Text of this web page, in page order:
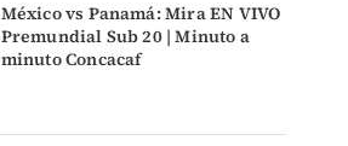
México vs Panamá: Mira EN VIVO
Premundial Sub 20 | Minuto a
minuto Concacaf